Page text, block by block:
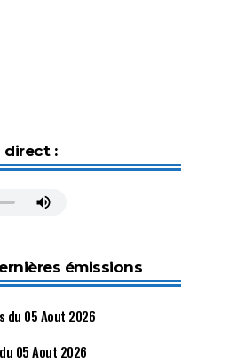
direct :
émissions
du 05 Aout 2026
05 Aout 2026